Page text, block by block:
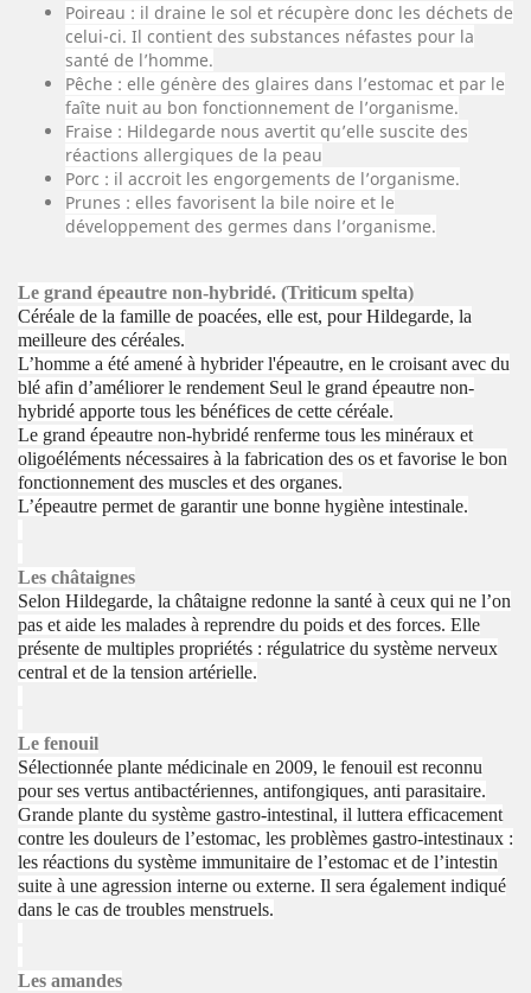
Poireau : il draine le sol et récupère donc les déchets de
celui-ci. Il contient des substances néfastes pour la
santé de l’homme.
Pêche : elle génère des glaires dans l’estomac et par le
faîte nuit au bon fonctionnement de l’organisme.
Fraise : Hildegarde nous avertit qu’elle suscite des
réactions allergiques de la peau
Porc : il accroit les engorgements de l’organisme.
Prunes : elles favorisent la bile noire et le
développement des germes dans l’organisme.
Le grand épeautre non-hybridé. (Triticum spelta)
Céréale de la famille de poacées, elle est, pour Hildegarde, la
meilleure des céréales.
L’homme a été amené à hybrider l'épeautre, en le croisant avec du
blé afin d’améliorer le rendement Seul le grand épeautre non-
hybridé apporte tous les bénéfices de cette céréale.
Le grand épeautre non-hybridé renferme tous les minéraux et
oligoéléments nécessaires à la fabrication des os et favorise le bon
fonctionnement des muscles et des organes.
L’épeautre permet de garantir une bonne hygiène intestinale.
Les châtaignes
Selon Hildegarde, la châtaigne redonne la santé à ceux qui ne l’on
pas et aide les malades à reprendre du poids et des forces. Elle
présente de multiples propriétés : régulatrice du système nerveux
central et de la tension artérielle.
Le fenouil
Sélectionnée plante médicinale en 2009, le fenouil est reconnu
pour ses vertus antibactériennes, antifongiques, anti parasitaire.
Grande plante du système gastro-intestinal, il luttera efficacement
contre les douleurs de l’estomac, les problèmes gastro-intestinaux :
les réactions du système immunitaire de l’estomac et de l’intestin
suite à une agression interne ou externe. Il sera également indiqué
dans le cas de troubles menstruels.
Les amandes